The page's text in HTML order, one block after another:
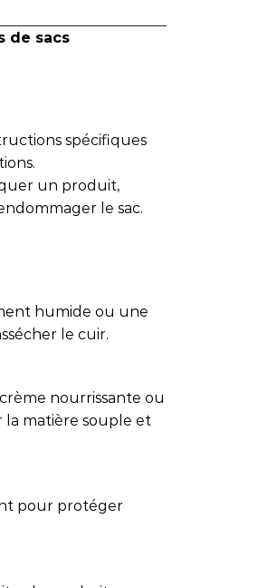
de sacs
spécifiques
un produit,
le sac.
humide ou une
le cuir.
nourrissante ou
matière souple et
pour protéger